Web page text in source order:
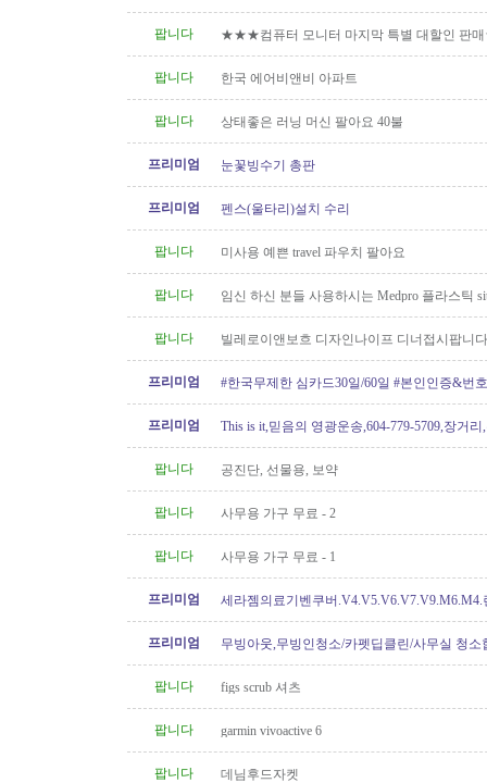
팝니다
★★★컴퓨터 모니터 마지막 특별 대할인
팝니다 한국 에어비앤비 아파트
팝니다 상태좋은 러닝 머신 팔아요 40불
프리미엄 눈꽃빙수기 총판
프리미엄 펜스(울타리)설치 수리
팝니다 미사용 예쁜 travel 파우치 팔아요
팝니다
임신 하신 분들 사용하시는 Medpro 플라스틱
팝니다
빌레로이앤보흐 디자인나이프 디너접시팝니
프리미엄 #한국무제한 심카드30일/60일 #본인인증&번
프리미엄 This is it,믿음의 영광운송,604-779-5709,장거리
팝니다 공진단, 선물용, 보약
팝니다 사무용 가구 무료 - 2
팝니다 사무용 가구 무료 - 1
프리미엄
세라젬의료기벤쿠버.V4.V5.V6.V7.V9.M6.M4.
프리미엄
무빙아웃,무빙인청소/카펫딥클린/사무실 청소
팝니다 figs scrub 셔츠
팝니다 garmin vivoactive 6
팝니다 데님후드자켓